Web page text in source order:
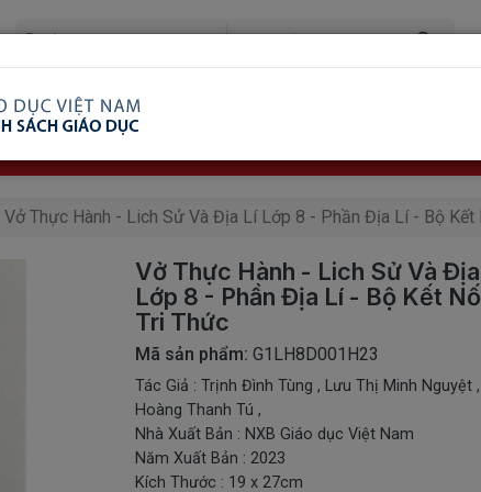
Ship COD Trên Toàn Quốc
Vở Thực Hành - Lich Sử Và Địa Lí Lớp 8 - Phần Địa Lí - Bộ Kết
Vở Thực Hành - Lich Sử Và
Lớp 8 - Phần Địa Lí - Bộ Kết
Tri Thức
Mã sản phẩm: G1LH8D001H23
Tác Giả : Trịnh Đình Tùng , Lưu Thị Minh Nguyệt ,
Hoàng Thanh Tú ,
Nhà Xuất Bản : NXB Giáo dục Việt Nam
Năm Xuất Bản : 2023
Kích Thước : 19 x 27cm